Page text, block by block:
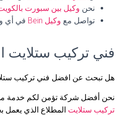
نحن وكيل بين سبورت
تواصل مع وكيل Bein في أي
فني تركيب ستلايت
هل تبحث عن افضل فني تركيب
نحن أفضل شركة تؤمن لكم خدمة
تركيب ستلايت المطلاع الذي